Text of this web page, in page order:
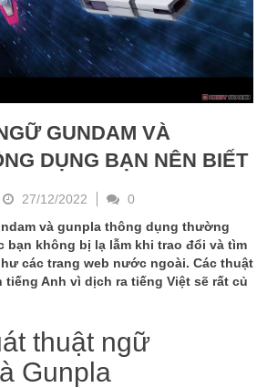
GUNDAM VÀ
DỤNG BẠN NÊN BIẾT
27/12/2022
0
và gunpla thông dụng thường
bạn không bị lạ lẫm khi trao đổi và tìm
các trang web nước ngoài. Các thuật
tiếng Anh vì dịch ra tiếng Việt sẽ rất củ
thuật ngữ
Gunpla